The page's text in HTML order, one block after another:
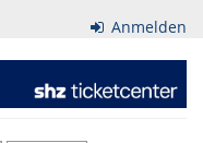
Anmelden